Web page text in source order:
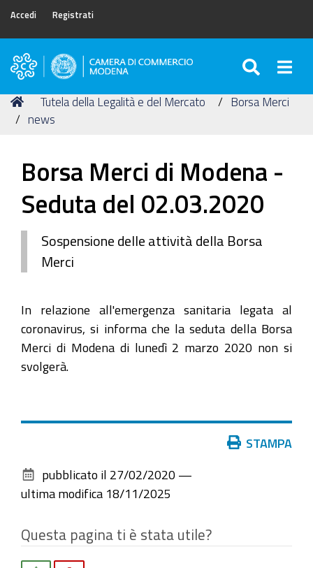
Accedi Registrati
Camera
Commercio
di
Tu
sei
Home
Tutela della Legalità e del Mercato
Borsa Merci
news
Borsa Merci di Modena -
Seduta del 02.03.2020
Sospensione delle attività della Borsa
Merci
In relazione all'emergenza sanitaria legata al
coronavirus, si informa che la seduta della Borsa
Merci di Modena di lunedì 2 marzo 2020 non si
svolgerà.
documento
STAMPA
pubblicato il 27/02/2020 —
ultima modifica 18/11/2025
Questa pagina ti è stata utile?